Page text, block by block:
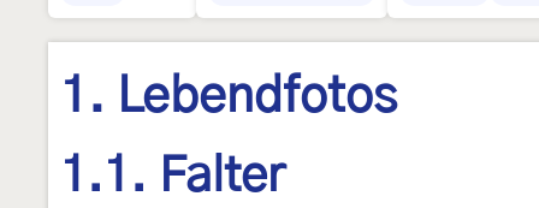
1. Lebendfotos
1.1. Falter